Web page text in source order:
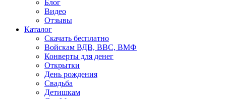
Блог
Видео
Отзывы
Каталог
Скачать бесплатно
Войскам ВДВ, ВВС, ВМФ
Конверты для денег
Открытки
День рождения
Свадьба
Детишкам